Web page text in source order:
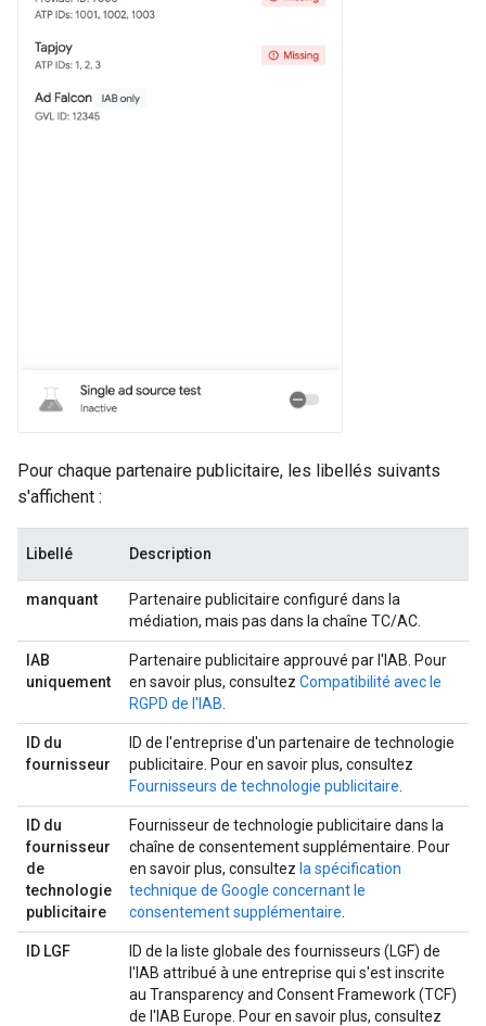
Pour chaque partenaire publicitaire, les libellés suivants
s'affichent :
Libellé Description
manquant
Partenaire publicitaire configuré dans la
médiation, mais pas dans la chaîne TC/AC.
IAB
uniquement
Partenaire publicitaire approuvé par l'IAB. Pour
en savoir plus, consultez Compatibilité avec le
RGPD de l'IAB
ID du
fournisseur
ID de l'entreprise d'un partenaire de technologie
publicitaire. Pour en savoir plus, consultez
Fournisseurs de technologie publicitaire
ID du
fournisseur
de
technologie
publicitaire
Fournisseur de technologie publicitaire dans la
chaîne de consentement supplémentaire. Pour
en savoir plus, consultez la spécification
technique de Google concernant le
consentement supplémentaire
ID LGF
ID de la liste globale des fournisseurs (LGF) de
l'IAB attribué à une entreprise qui s'est inscrite
au Transparency and Consent Framework (TCF)
de l'IAB Europe. Pour en savoir plus, consultez